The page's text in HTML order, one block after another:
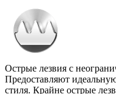
Острые лезвия с
Предоставляют
стиля. Крайне острые